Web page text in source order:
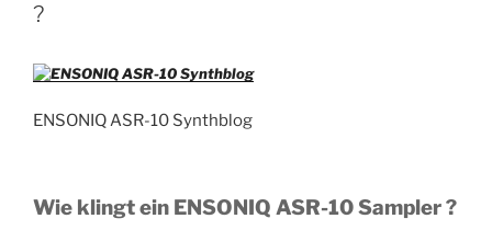
der
Sampler“
?
ENSONIQ ASR-10 Synthblog
Wie klingt ein ENSONIQ ASR-10 Sampler ?